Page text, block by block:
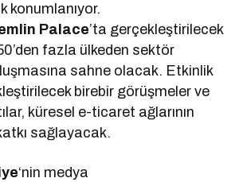
konumlanıyor.
Palace’ta gerçekleştirilecek
fazla ülkeden sektör
sahne olacak. Etkinlik
birebir görüşmeler ve
küresel e-ticaret ağlarının
sağlayacak.
‘nin medya